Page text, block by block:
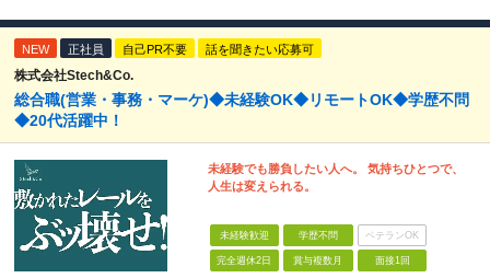
NEW 正社員 自己PR不要 話を聞きたい応募可
株式会社Stech&Co.
総合職(営業・事務・マーケ)◆未経験OK◆リモートOK◆学歴不問
◆20代活躍中！
未経験でも勝負したい人へ。 気持ちひとつで、
人生は変えられる。
未経験歓迎 学歴不問 ベテランOK
完全週休2日 賞与複数月 面接1回